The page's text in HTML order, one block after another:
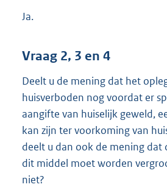
Ja.
Vraag 2, 3 en 4
Deelt u de mening dat het
huisverboden nog voordat er
aangifte van huiselijk geweld,
kan zijn ter voorkoming van
deelt u dan ook de mening dat
dit middel moet worden
niet?